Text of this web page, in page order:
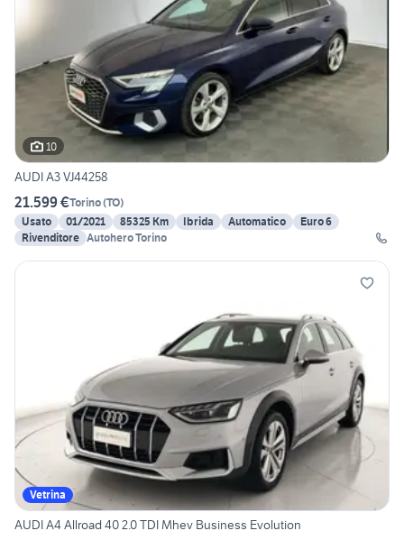
10
AUDI A3 VJ44258
21.599 €Torino(TO)
Usato
01/2021 85325 Km Ibrida Automatico
Euro 6
Rivenditore Autohero Torino
Vetrina
AUDI A4 Allroad 40 2.0 TDI Mhev Business Evolution